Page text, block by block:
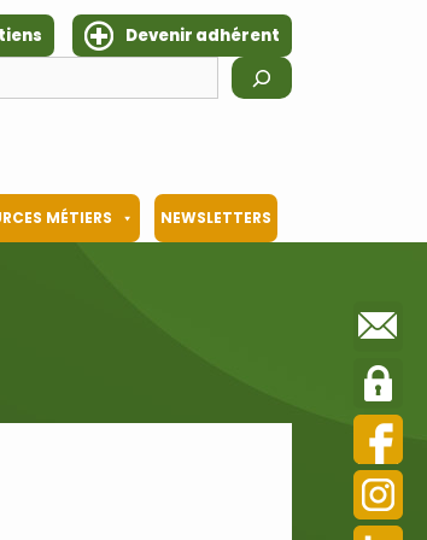
Devenir adhérent
MÉTIERS NEWSLETTERS